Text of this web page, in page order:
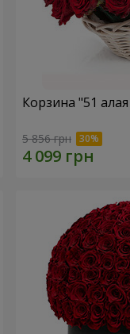
Корзина "51
5 856 грн